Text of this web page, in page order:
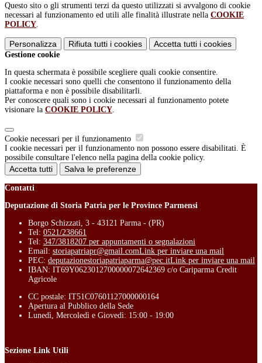
Questo sito o gli strumenti terzi da questo utilizzati si avvalgono di cookie
necessari al funzionamento ed utili alle finalità illustrate nella COOKIE
POLICY.
Personalizza Rifiuta tutti i cookies Accetta tutti i cookies
Gestione cookie
In questa schermata è possibile scegliere quali cookie consentire.
I cookie necessari sono quelli che consentono il funzionamento della
piattaforma e non è possibile disabilitarli.
Per conoscere quali sono i cookie necessari al funzionamento potete
visionare la COOKIE POLICY.
Cookie necessari per il funzionamento
I cookie necessari per il funzionamento non possono essere disabilitati. È
possibile consultare l'elenco nella pagina della cookie policy.
Accetta tutti Salva le preferenze
Contatti
Deputazione di Storia Patria per le Province Parmensi
Borgo Schizzati, 3 - 43121 Parma - (PR)
Tel: 0521/238661
Tel: 347/3818207 per appuntamenti o segnalazioni
Email: storiapatriapr@gmail.comLink per inviare una mail
PEC: deputazionestoriapatriaparma@pec.itLink per inviare una mail
IBAN: IT69Y0623012700000072642369 c/o Cariparma Credit
Agricole
CC postale: IT51C07601127000000164
Apertura al Pubblico della Sede
Lunedì, Mercoledì e Giovedì: 15:00 - 19:00
Sezione Link Utili